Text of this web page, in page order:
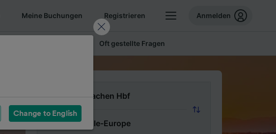
Meine Buchungen Registrieren Anmelden
Oft gestellte Fragen
Von
Nach
Change to English